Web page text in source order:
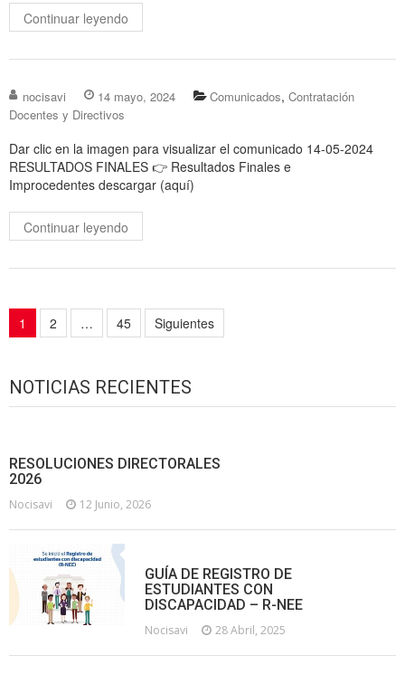
Continuar leyendo
nocisavi 14 mayo, 2024 Comunicados, Contratación
Docentes y Directivos
Dar clic en la imagen para visualizar el comunicado 14-05-2024
RESULTADOS FINALES 👉 Resultados Finales e
Improcedentes descargar (aquí)
Continuar leyendo
Navegación
entradas
1 2 … 45 Siguientes
NOTICIAS RECIENTES
RESOLUCIONES DIRECTORALES
2026
Nocisavi 12 Junio, 2026
GUÍA DE REGISTRO DE
ESTUDIANTES CON
DISCAPACIDAD – R-NEE
Nocisavi 28 Abril, 2025